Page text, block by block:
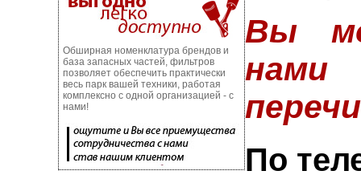
Обширная номенклатура брендов и
база запасных частей, фильтров
позволяет обеспечить практически
весь парк вашей техники, работая
комплексно с одной организацией - с
нами!
Вы
По